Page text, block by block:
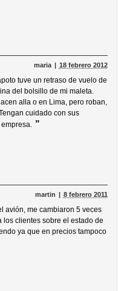
maria 18 febrero 2012
tuve un retraso de vuelo de
del bolsillo de mi maleta.
alla o en Lima, pero roban,
cuidado con sus
”
martin 8 febrero 2011
avión, me cambiaron 5 veces
los clientes sobre el estado de
ya que en precios tampoco